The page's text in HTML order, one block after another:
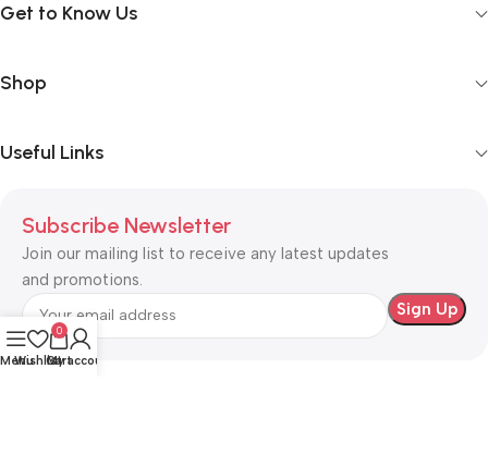
Get to Know Us
Shop
Useful Links
Subscribe Newsletter
Join our mailing list to receive any latest updates
and promotions.
Menu
Wishlist
0
Cart
My account